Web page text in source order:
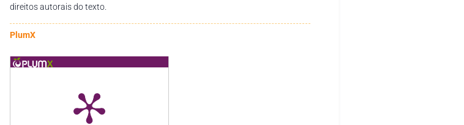
direitos autorais do texto.
PlumX